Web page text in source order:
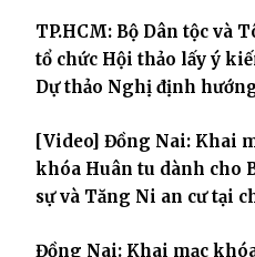
cho chư Tăng hành giả an cư tại
trường hạ chùa Quốc Ân Khải
TP.HCM: Bộ Dân tộc và
tổ chức Hội thảo lấy ý
Dự thảo Nghị định
giáo
[Video] Đồng Nai: Khai
khóa Huân tu dành cho
sự và Tăng Ni an cư tại
Đồng Nai: Khai mạc